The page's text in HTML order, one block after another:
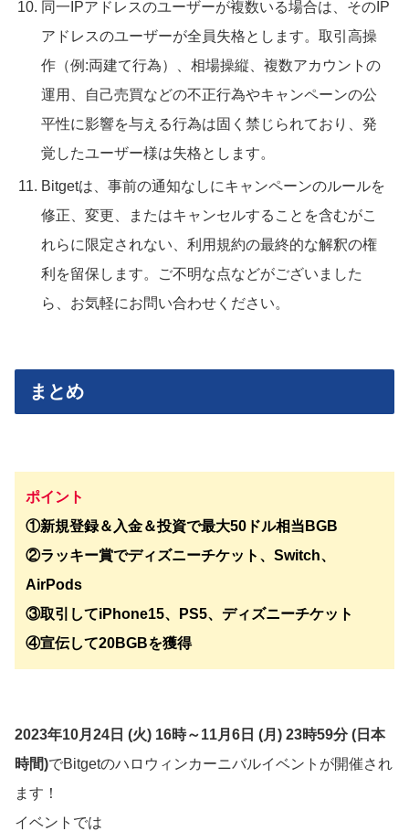
同一IPアドレスのユーザーが複数いる場合は、そのIP
アドレスのユーザーが全員失格とします。取引高操
作（例:両建て行為）、相場操縦、複数アカウントの
運用、自己売買などの不正行為やキャンペーンの公
平性に影響を与える行為は固く禁じられており、発
覚したユーザー様は失格とします。
Bitgetは、事前の通知なしにキャンペーンのルールを
修正、変更、またはキャンセルすることを含むがこ
れらに限定されない、利用規約の最終的な解釈の権
利を留保します。ご不明な点などがございました
ら、お気軽にお問い合わせください。
まとめ
ポイント
①新規登録＆入金＆投資で最大50ドル相当BGB
②ラッキー賞でディズニーチケット、Switch、
AirPods
③取引してiPhone15、PS5、ディズニーチケット
④宣伝して20BGBを獲得
2023年10月24日 (火) 16時～11月6日 (月) 23時59分 (日本
時間)でBitgetのハロウィンカーニバルイベントが開催され
ます！
イベントでは